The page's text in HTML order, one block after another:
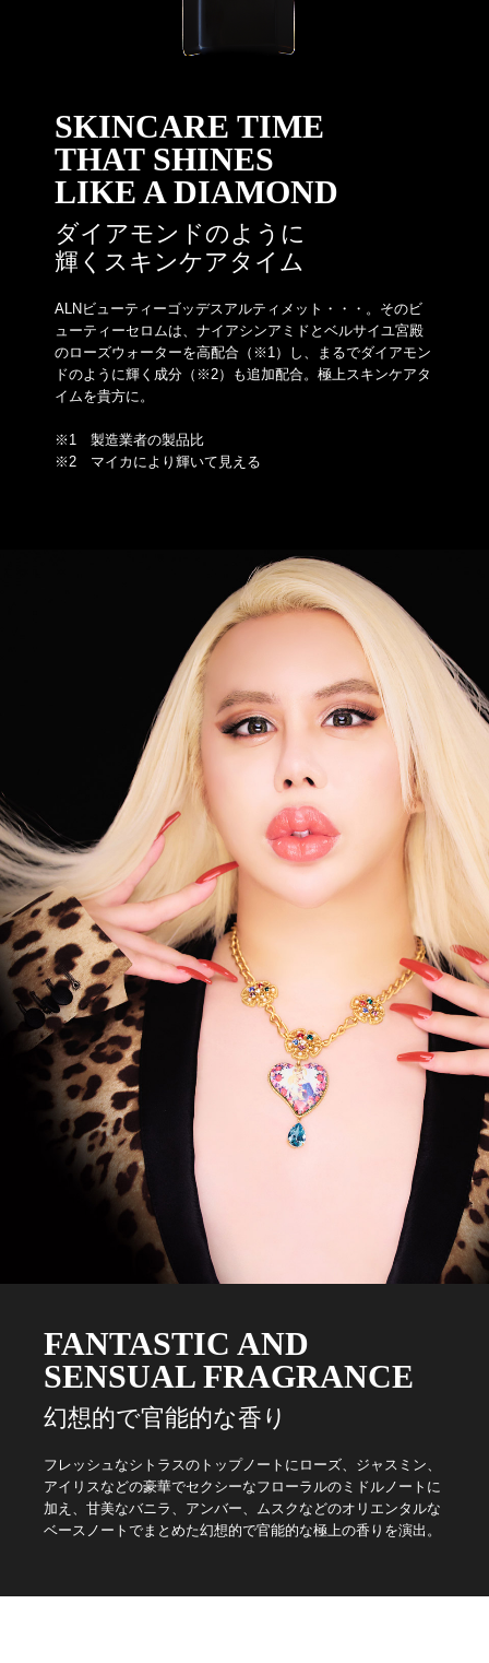
SKINCARE TIME
THAT SHINES
LIKE A DIAMOND
ダイアモンドのように
輝くスキンケアタイム
ALNビューティーゴッデスアルティメット・・・。そのビ
ューティーセロムは、ナイアシンアミドとベルサイユ宮殿
のローズウォーターを高配合（※1）し、まるでダイアモン
ドのように輝く成分（※2）も追加配合。極上スキンケアタ
イムを貴方に。
※1 製造業者の製品比
※2 マイカにより輝いて見える
FANTASTIC AND
SENSUAL FRAGRANCE
幻想的で官能的な香り
フレッシュなシトラスのトップノートにローズ、ジャスミン、
アイリスなどの豪華でセクシーなフローラルのミドルノートに
加え、甘美なバニラ、アンバー、ムスクなどのオリエンタルな
ベースノートでまとめた幻想的で官能的な極上の香りを演出。